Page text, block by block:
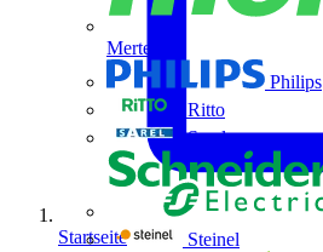
Merten
Philips
Ritto
Sarel
Steinel
Startseite